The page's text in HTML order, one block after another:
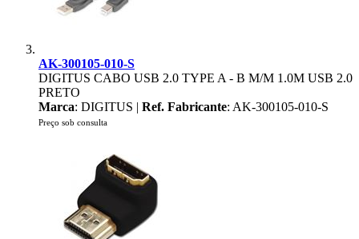
AK-300105-010-S
DIGITUS CABO USB 2.0 TYPE A - B M/M 1.0M USB 2.0
PRETO
Marca: DIGITUS | Ref. Fabricante: AK-300105-010-S
Preço sob consulta